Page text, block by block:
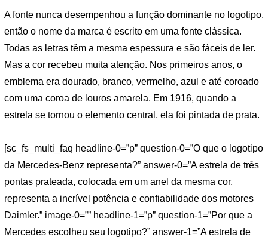
A fonte nunca desempenhou a função dominante no logotipo,
então o nome da marca é escrito em uma fonte clássica.
Todas as letras têm a mesma espessura e são fáceis de ler.
Mas a cor recebeu muita atenção. Nos primeiros anos, o
emblema era dourado, branco, vermelho, azul e até coroado
com uma coroa de louros amarela. Em 1916, quando a
estrela se tornou o elemento central, ela foi pintada de prata.
[sc_fs_multi_faq headline-0=”p” question-0=”O que o logotipo
da Mercedes-Benz representa?” answer-0=”A estrela de três
pontas prateada, colocada em um anel da mesma cor,
representa a incrível potência e confiabilidade dos motores
Daimler.” image-0=”” headline-1=”p” question-1=”Por que a
Mercedes escolheu seu logotipo?” answer-1=”A estrela de